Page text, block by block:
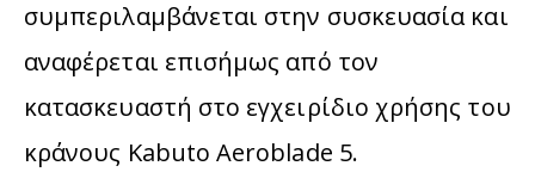
συμπεριλαμβάνεται στην συσκευασία και
αναφέρεται επισήμως από τον
κατασκευαστή στο εγχειρίδιο χρήσης του
κράνους Kabuto Aeroblade 5.